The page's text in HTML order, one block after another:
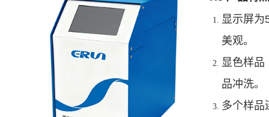
显示屏为
美观。
显色样品
品冲洗。
多个样品